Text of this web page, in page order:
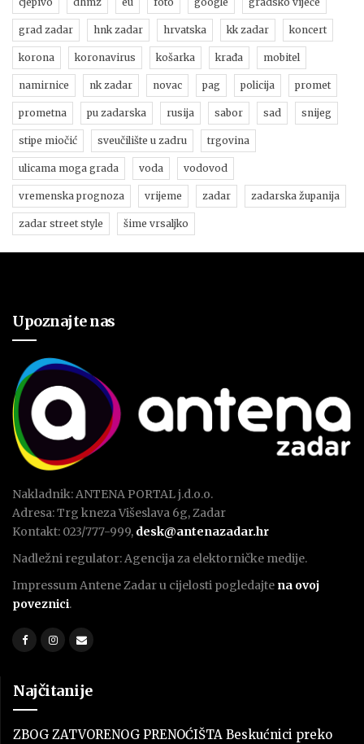
grad zadar hnk zadar hrvatska kk zadar koncert
korona koronavirus košarka krađa mobitel
namirnice nk zadar novac pag policija promet
prometna pu zadarska rusija sabor sad snijeg
stipe miočić sveučilište u zadru trgovina
ulicama moga grada voda vodovod
vremenska prognoza vrijeme zadar zadarska županija
zadar street style šime vrsaljko
Upoznajte nas
Nakladnik: ANTENA PORTAL j.d.o.o.
Adresa: Trg kneza Višeslava 6g, Zadar
Kontakt: 023/777-999, desk@antenazadar.hr
Nadležni regulator: Agencija za elektorničke medije.
Impressum Antene Zadar u cijelosti pogledajte na ovoj
poveznici.
Najčitanije
ZBOG ZATVORENOG PRENOĆIŠTA Beskućnici preko